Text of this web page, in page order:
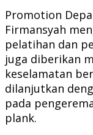
Promotion
Firmansyah
pelatihan dan
juga diberikan
keselamatan
dilanjutkan
pada
plank.